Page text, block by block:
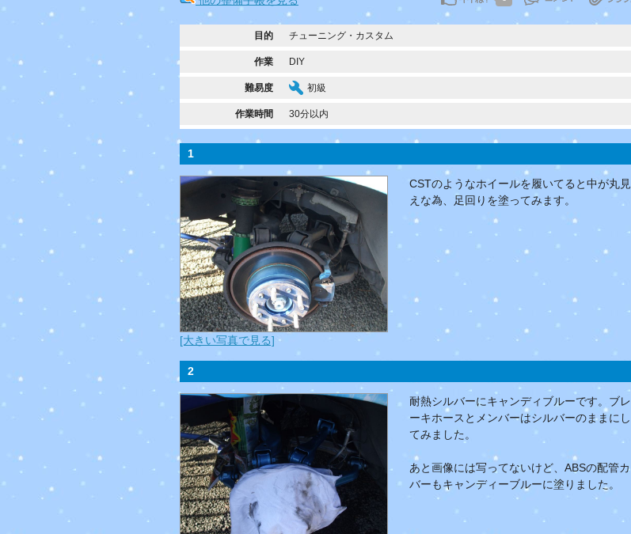
目的 チューニング・カスタム
作業 DIY
難易度 初級
作業時間 30分以内
1
[大きい写真で見る]
CSTのようなホイールを履いてると中が丸見
えな為、足回りを塗ってみます。
2
耐熱シルバーにキャンディブルーです。ブレ
ーキホースとメンバーはシルバーのままにし
てみました。
あと画像には写ってないけど、ABSの配管カ
バーもキャンディーブルーに塗りました。